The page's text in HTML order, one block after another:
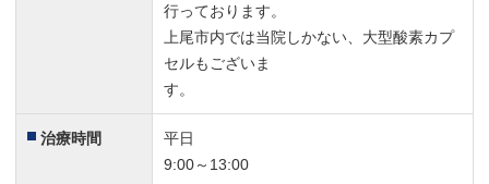
行っております。
上尾市内では当院しかない、大型酸素カプ
セルもございま
す。
治療時間
平日
9:00～13:00